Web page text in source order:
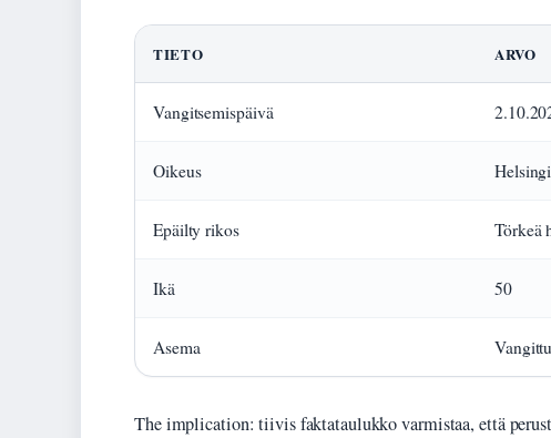
TIETO ARVO
Vangitsemispäivä
Oikeus
Epäilty rikos Törkeä
Ikä 50
Asema
The implication: tiivis faktataulukko varmistaa, että